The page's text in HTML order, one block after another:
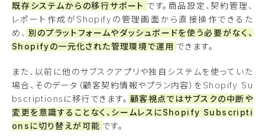
既存システムからの移行サポート です。商品設定、契約管理、
レポート作成がShopifyの管理画面から直接操作できるた
め、 別のプラットフォームやダッシュボードを使う必要がなく、
Shopifyの一元化された管理環境で運用 できます。
また、以前に他のサブスクアプリや独自システムを使っていた
場合、そのデータ（顧客契約情報やプラン内容）をShopify Su
bscriptionsに移行できます。 顧客視点ではサブスクの中断や
変更を意識することなく、シームレスにShopify Subscripti
onsに切り替えが可能 です。